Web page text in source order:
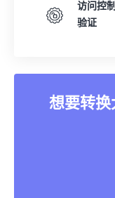
访问控
验证
想要转